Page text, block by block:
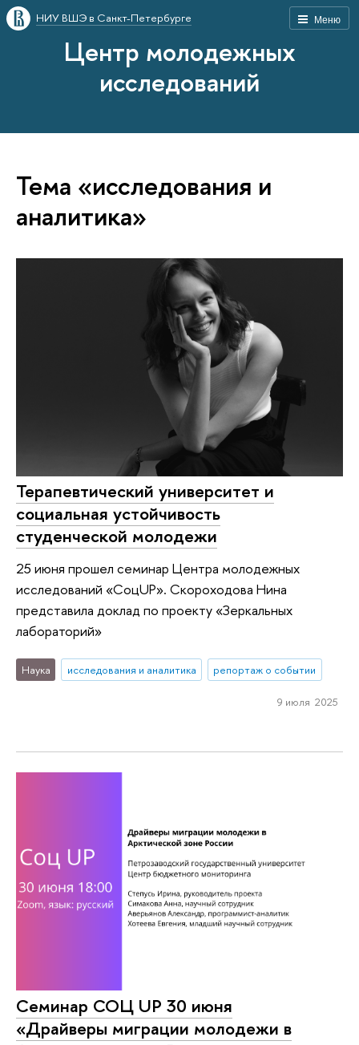
Меню
НИУ ВШЭ в Санкт-Петербурге
Центр молодежных
исследований
Тема «исследования и
аналитика»
Терапевтический университет и
социальная устойчивость
студенческой молодежи
25 июня прошел семинар Центра молодежных
исследований «СоцUP». Скороходова Нина
представила доклад по проекту «Зеркальных
лабораторий»
Наука исследования и аналитика репортаж о событии
9 июля 2025
Семинар СОЦ UP 30 июня
«Драйверы миграции молодежи в